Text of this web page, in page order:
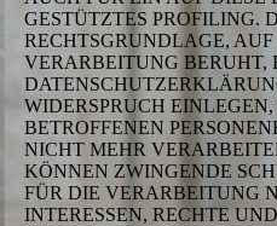
GESTÜTZTES PROFILING.
RECHTSGRUNDLAGE,
VERARBEITUNG BERUHT,
WIDERSPRUCH
BETROFFENEN
NICHT MEHR
KÖNNEN ZWINGENDE
FÜR DIE VERARBEITUNG
INTERESSEN, RECHTE